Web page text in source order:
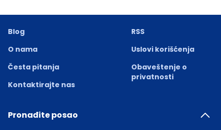
Blog
O nama
Česta pitanja
Kontaktirajte nas
RSS
Uslovi korišćenja
Obaveštenje o
privatnosti
Pronađite posao